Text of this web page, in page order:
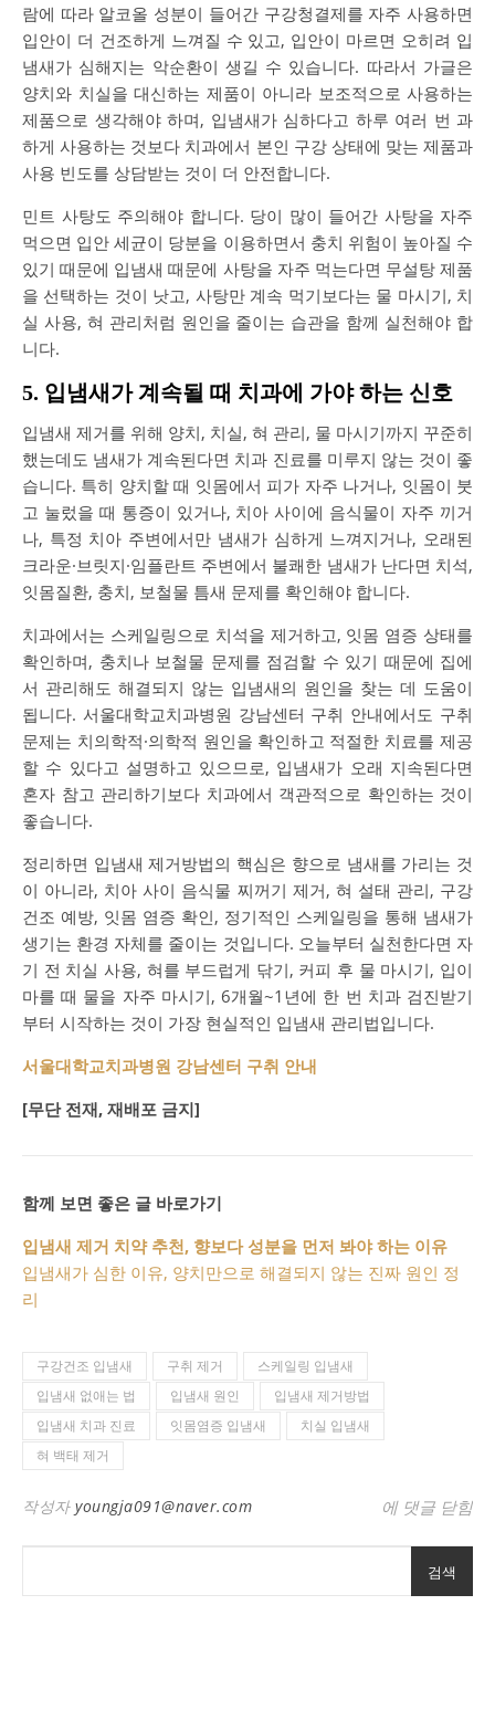
람에 따라 알코올 성분이 들어간 구강청결제를 자주 사용하면
입안이 더 건조하게 느껴질 수 있고, 입안이 마르면 오히려 입
냄새가 심해지는 악순환이 생길 수 있습니다. 따라서 가글은
양치와 치실을 대신하는 제품이 아니라 보조적으로 사용하는
제품으로 생각해야 하며, 입냄새가 심하다고 하루 여러 번 과
하게 사용하는 것보다 치과에서 본인 구강 상태에 맞는 제품과
사용 빈도를 상담받는 것이 더 안전합니다.
민트 사탕도 주의해야 합니다. 당이 많이 들어간 사탕을 자주
먹으면 입안 세균이 당분을 이용하면서 충치 위험이 높아질 수
있기 때문에 입냄새 때문에 사탕을 자주 먹는다면 무설탕 제품
을 선택하는 것이 낫고, 사탕만 계속 먹기보다는 물 마시기, 치
실 사용, 혀 관리처럼 원인을 줄이는 습관을 함께 실천해야 합
니다.
5. 입냄새가 계속될 때 치과에 가야 하는 신호
입냄새 제거를 위해 양치, 치실, 혀 관리, 물 마시기까지 꾸준히
했는데도 냄새가 계속된다면 치과 진료를 미루지 않는 것이 좋
습니다. 특히 양치할 때 잇몸에서 피가 자주 나거나, 잇몸이 붓
고 눌렀을 때 통증이 있거나, 치아 사이에 음식물이 자주 끼거
나, 특정 치아 주변에서만 냄새가 심하게 느껴지거나, 오래된
크라운·브릿지·임플란트 주변에서 불쾌한 냄새가 난다면 치석,
잇몸질환, 충치, 보철물 틈새 문제를 확인해야 합니다.
치과에서는 스케일링으로 치석을 제거하고, 잇몸 염증 상태를
확인하며, 충치나 보철물 문제를 점검할 수 있기 때문에 집에
서 관리해도 해결되지 않는 입냄새의 원인을 찾는 데 도움이
됩니다. 서울대학교치과병원 강남센터 구취 안내에서도 구취
문제는 치의학적·의학적 원인을 확인하고 적절한 치료를 제공
할 수 있다고 설명하고 있으므로, 입냄새가 오래 지속된다면
혼자 참고 관리하기보다 치과에서 객관적으로 확인하는 것이
좋습니다.
정리하면 입냄새 제거방법의 핵심은 향으로 냄새를 가리는 것
이 아니라, 치아 사이 음식물 찌꺼기 제거, 혀 설태 관리, 구강
건조 예방, 잇몸 염증 확인, 정기적인 스케일링을 통해 냄새가
생기는 환경 자체를 줄이는 것입니다. 오늘부터 실천한다면 자
기 전 치실 사용, 혀를 부드럽게 닦기, 커피 후 물 마시기, 입이
마를 때 물을 자주 마시기, 6개월~1년에 한 번 치과 검진받기
부터 시작하는 것이 가장 현실적인 입냄새 관리법입니다.
서울대학교치과병원 강남센터 구취 안내
[무단 전재, 재배포 금지]
함께 보면 좋은 글 바로가기
입냄새 제거 치약 추천, 향보다 성분을 먼저 봐야 하는 이유
입냄새가 심한 이유, 양치만으로 해결되지 않는 진짜 원인 정
리
구강건조 입냄새 구취 제거
스케일링 입냄새
입냄새 없애는 법
입냄새 원인
입냄새 제거방법
입냄새 치과 진료
잇몸염증 입냄새
치실 입냄새
혀 백태 제거
작성자 youngja091@naver.com 입냄새 제거방
에 댓글 닫힘
검색